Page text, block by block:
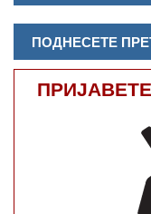
ПОДНЕСЕТЕ